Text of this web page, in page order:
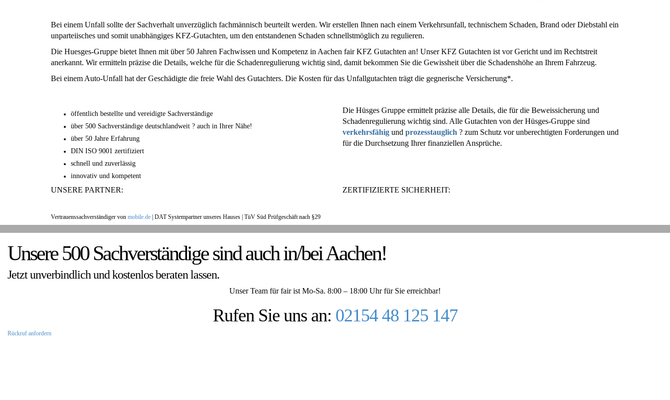
Bei einem Unfall sollte der Sachverhalt unverzüglich fachmännisch beurteilt werden. Wir erstellen Ihnen nach einem Verkehrsunfall, technischem Schaden, Brand oder Diebstahl ein
unparteiisches und somit unabhängiges KFZ-Gutachten, um den entstandenen Schaden schnellstmöglich zu regulieren.
Die Huesges-Gruppe bietet Ihnen mit über 50 Jahren Fachwissen und Kompetenz in Aachen fair KFZ Gutachten an! Unser KFZ Gutachten ist vor Gericht und im Rechtstreit
anerkannt. Wir ermitteln präzise die Details, welche für die Schadenregulierung wichtig sind, damit bekommen Sie die Gewissheit über die Schadenshöhe an Ihrem Fahrzeug.
Bei einem Auto-Unfall hat der Geschädigte die freie Wahl des Gutachters. Die Kosten für das Unfallgutachten trägt die gegnerische Versicherung*.
öffentlich bestellte und vereidigte Sachverständige
über 500 Sachverständige deutschlandweit ? auch in Ihrer Nähe!
über 50 Jahre Erfahrung
DIN ISO 9001 zertifiziert
schnell und zuverlässig
innovativ und kompetent
Die Hüsges Gruppe ermittelt präzise alle Details, die für die Beweissicherung und
Schadenregulierung wichtig sind. Alle Gutachten von der Hüsges-Gruppe sind
verkehrsfähig und prozesstauglich ? zum Schutz vor unberechtigten Forderungen und
für die Durchsetzung Ihrer finanziellen Ansprüche.
UNSERE PARTNER: ZERTIFIZIERTE SICHERHEIT:
Vertrauenssachverständiger von mobile.de | DAT Systempartner unseres Hauses | TüV Süd Prüfgeschäft nach §29
UNSERE KUNDENSTIMMEN:
Unsere 500 Sachverständige sind auch in/bei Aachen!
Jetzt unverbindlich und kostenlos beraten lassen.
Unser Team für fair ist Mo-Sa. 8:00 – 18:00 Uhr für Sie erreichbar!
Rufen Sie uns an: 02154 48 125 147
Rückruf anfordern